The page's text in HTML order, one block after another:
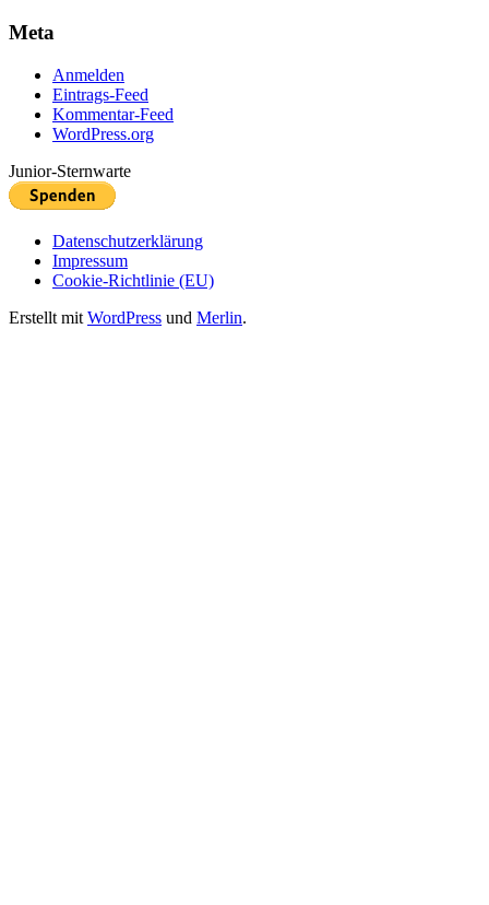
Meta
Anmelden
Eintrags-Feed
Kommentar-Feed
WordPress.org
Junior-Sternwarte
Datenschutzerklärung
Impressum
Cookie-Richtlinie (EU)
Erstellt mit WordPress und Merlin.